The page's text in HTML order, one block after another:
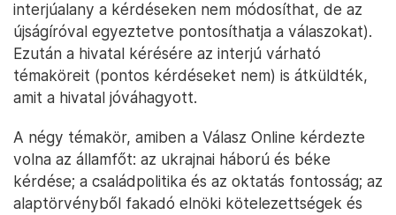
interjúalany a kérdéseken nem módosíthat, de az
újságíróval egyeztetve pontosíthatja a válaszokat).
Ezután a hivatal kérésére az interjú várható
témaköreit (pontos kérdéseket nem) is átküldték,
amit a hivatal jóváhagyott.
A négy témakör, amiben a Válasz Online kérdezte
volna az államfőt: az ukrajnai háború és béke
kérdése; a családpolitika és az oktatás fontosság; az
alaptörvényből fakadó elnöki kötelezettségek és